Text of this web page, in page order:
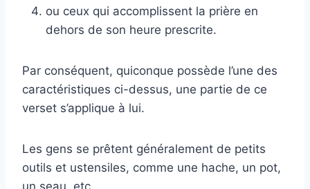
ou ceux qui accomplissent la prière en
dehors de son heure prescrite.
Par conséquent, quiconque possède l’une des
caractéristiques ci-dessus, une partie de ce
verset s’applique à lui.
Les gens se prêtent généralement de petits
outils et ustensiles, comme une hache, un pot,
un seau, etc.